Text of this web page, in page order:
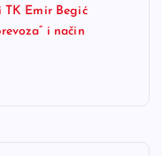
TK Emir Begić
i način